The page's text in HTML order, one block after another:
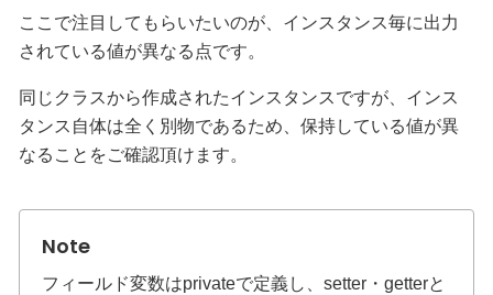
ここで注目してもらいたいのが、インスタンス毎に出力
されている値が異なる点です。
同じクラスから作成されたインスタンスですが、インス
タンス自体は全く別物であるため、保持している値が異
なることをご確認頂けます。
フィールド変数はprivateで定義し、setter・getterと